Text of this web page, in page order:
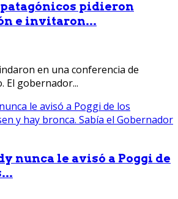
pidieron
e invitaron...
en una conferencia de
El gobernador...
nunca le avisó a Poggi de